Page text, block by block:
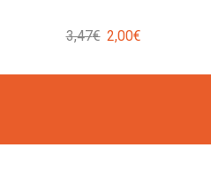
3,47€ Original
was:
2,00€Current
is: